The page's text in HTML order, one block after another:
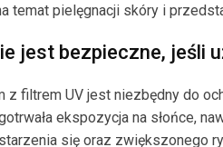
temat pielęgnacji skóry i
jest bezpieczne, jeśli
z filtrem UV jest niezbędny do
ekspozycja na słońce,
się oraz zwiększonego